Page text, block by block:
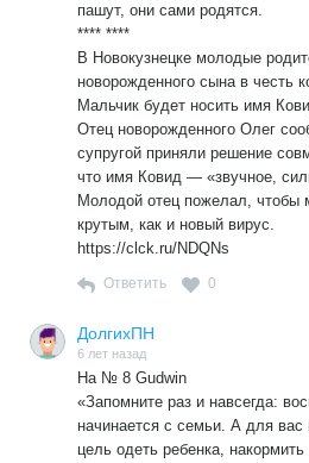
пашут, они сами родятся.
**** ****
В Новокузнецке молодые
новорожденного сына в честь
Мальчик будет носить имя
Отец новорожденного Олег
супругой приняли решение
что имя Ковид — «звучное,
Молодой отец пожелал, чтобы
крутым, как и новый вирус.
https://clck.ru/NDQNs
Ответить 0
ДолгихПН
6 лет назад
На № 8 Gudwin
«Запомните раз и навсегда:
начинается с семьи. А для
цель одеть ребенка,